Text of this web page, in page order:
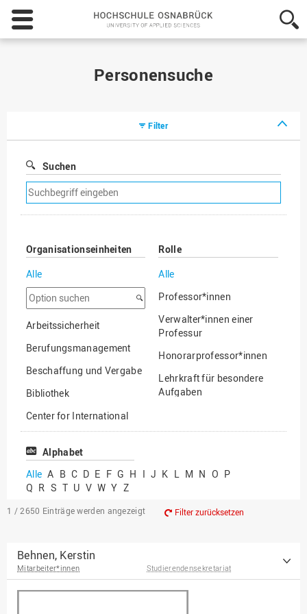
Hochschule
Osnabrück
-
Personensuche
Filter
Suchen
Suchfilter
entfernen
Organisationseinheiten
Alle
Option
suchen
Arbeitssicherheit
Berufungsmanagement
Beschaffung und Vergabe
Bibliothek
Center for International
Mobility
Center for International
Chancengerechtigkeit
eLearning Competence
EU-Büro
Fakultät
Agrarwissenschaften und
Rolle
Alle
Professor*innen
Verwalter*innen einer
Professur
Honorarprofessor*innen
Lehrkraft für besondere
Aufgaben
Professor*innen im
Alphabet
Alle A B C D E F G H I J K L M N O P
Q R S T U V W Y Z
1 / 2650 Einträge werden angezeigt Filter zurücksetzen
Behnen, Kerstin
Mitarbeiter*innen Studierendensekretariat